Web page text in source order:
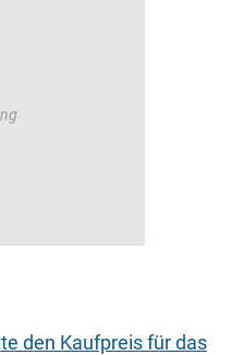
den Kaufpreis für das